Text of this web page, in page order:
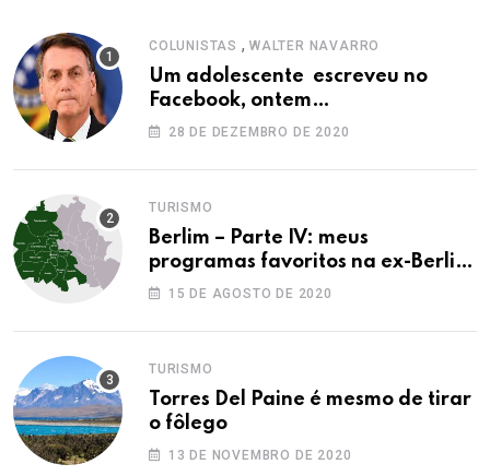
COLUNISTAS , WALTER NAVARRO
Um adolescente escreveu no
Facebook, ontem…
28 DE DEZEMBRO DE 2020
TURISMO
Berlim – Parte IV: meus
programas favoritos na ex-Berlim
Ocidental
15 DE AGOSTO DE 2020
TURISMO
Torres Del Paine é mesmo de tirar
o fôlego
13 DE NOVEMBRO DE 2020